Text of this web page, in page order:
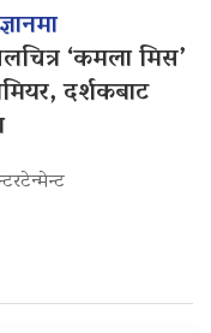
‘कमला मिस’
दर्शकबाट